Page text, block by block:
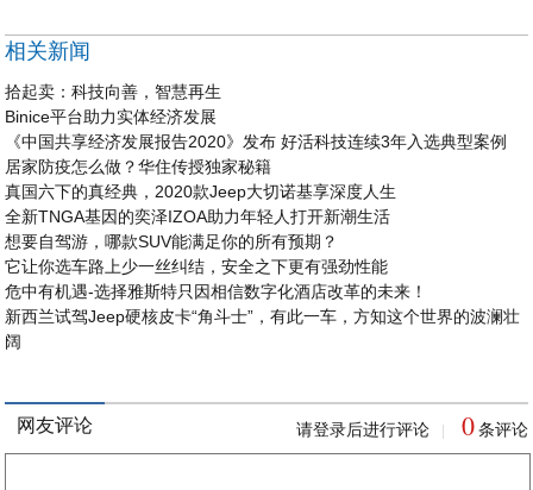
相关新闻
拾起卖：科技向善，智慧再生
Binice平台助力实体经济发展
《中国共享经济发展报告2020》发布 好活科技连续3年入选典型案例
居家防疫怎么做？华住传授独家秘籍
真国六下的真经典，2020款Jeep大切诺基享深度人生
全新TNGA基因的奕泽IZOA助力年轻人打开新潮生活
想要自驾游，哪款SUV能满足你的所有预期？
它让你选车路上少一丝纠结，安全之下更有强劲性能
危中有机遇-选择雅斯特只因相信数字化酒店改革的未来！
新西兰试驾Jeep硬核皮卡“角斗士”，有此一车，方知这个世界的波澜壮
阔
网友评论 请登录后进行评论 0 条评论